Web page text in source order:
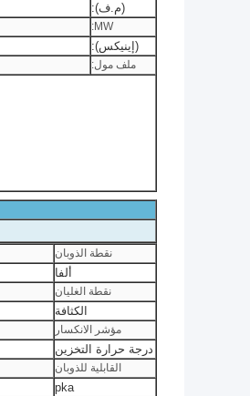
(م.ف):
MW:
(إينيكس):
ملف مول:
نقطة الذوبان
ألفا
نقطة الغليان
الكثافة
مؤشر الانكسار
درجة حرارة التخزين
القابلية للذوبان
pka